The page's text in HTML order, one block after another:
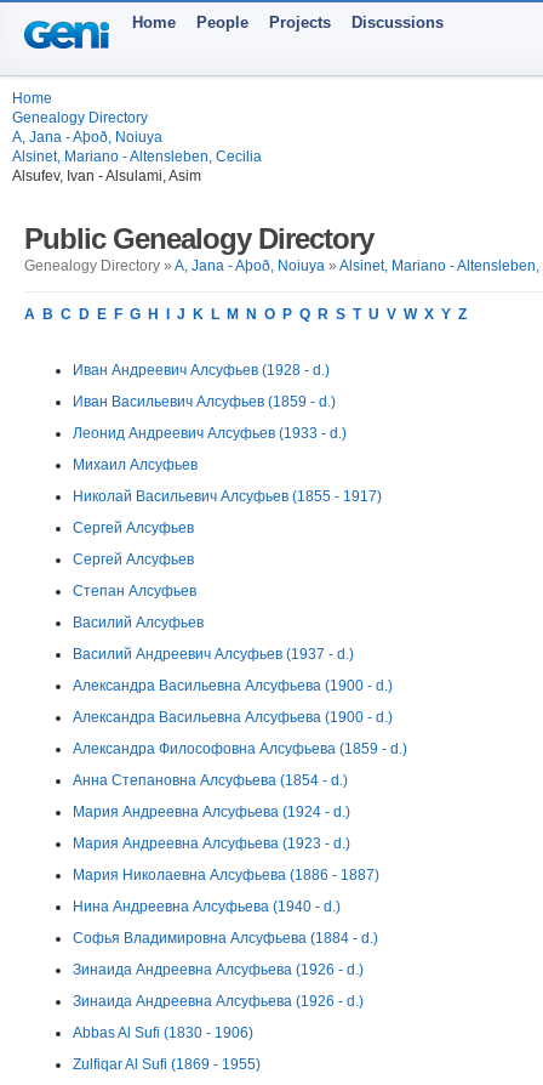
Home People Projects Discussions
Home
Genealogy Directory
A, Jana - Aþoð, Noiuya
Alsinet, Mariano - Altensleben, Cecilia
Alsufev, Ivan - Alsulami, Asim
Public Genealogy Directory
Genealogy Directory » A, Jana - Aþoð, Noiuya » Alsinet, Mariano -
A B C D E F G H J K L M N O P Q R S T U V W X Y Z
Иван Андреевич Алсуфьев (1928 - d.)
Иван Васильевич Алсуфьев (1859 - d.)
Леонид Андреевич Алсуфьев (1933 - d.)
Михаил Алсуфьев
Николай Васильевич Алсуфьев (1855 - 1917)
Сергей Алсуфьев
Сергей Алсуфьев
Степан Алсуфьев
Василий Алсуфьев
Василий Андреевич Алсуфьев (1937 - d.)
Александра Васильевна Алсуфьева (1900 - d.)
Александра Васильевна Алсуфьева (1900 - d.)
Александра Философовна Алсуфьева (1859 - d.)
Анна Степановна Алсуфьева (1854 - d.)
Мария Андреевна Алсуфьева (1924 - d.)
Мария Андреевна Алсуфьева (1923 - d.)
Мария Николаевна Алсуфьева (1886 - 1887)
Нина Андреевна Алсуфьева (1940 - d.)
Софья Владимировна Алсуфьева (1884 - d.)
Зинаида Андреевна Алсуфьева (1926 - d.)
Зинаида Андреевна Алсуфьева (1926 - d.)
Abbas Al Sufi (1830 - 1906)
Zulfiqar Al Sufi (1869 - 1955)